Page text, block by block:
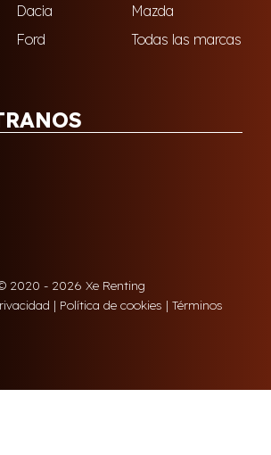
Dacia
Mazda
Ford Todas las marcas
2020 - 2026 Xe Renting
| Política de cookies | Términos